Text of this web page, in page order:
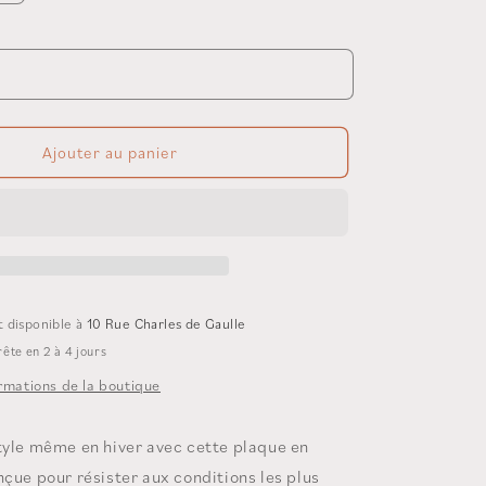
Ajouter au panier
à 10 Rue Charles de Gaulle
en 2 à 4 jours
de la boutique
même en hiver avec cette plaque en
pour résister aux conditions les plus